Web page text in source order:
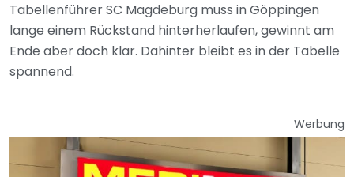
Tabellenführer SC Magdeburg muss in Göppingen
lange einem Rückstand hinterherlaufen, gewinnt am
Ende aber doch klar. Dahinter bleibt es in der Tabelle
spannend.
Werbung